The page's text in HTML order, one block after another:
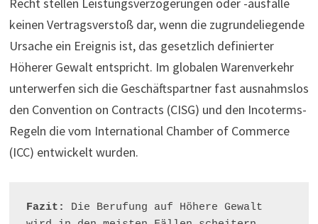
Recht stellen Leistungsver­zö­ge­rungen oder -aus­fälle
keinen Ver­trags­ver­stoß dar, wenn die zugrun­de­lie­gende
Ursache ein Ereignis ist, das gesetzlich definierter
Höherer Gewalt entspricht. Im globalen Warenverkehr
unterwerfen sich die Geschäftspartner fast ausnahmslos
den Con­ven­tion on Con­tracts (CISG) und den Incoterms-
Regeln die vom Inter­na­tional Chamber of Com­merce
(ICC) entwickelt wurden.
Fazit:
Die Berufung auf Höhere Gewalt